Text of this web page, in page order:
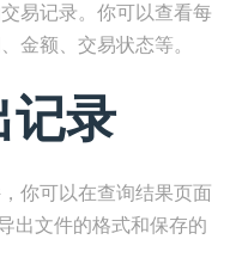
易记录。你可以查看每
金额、交易状态等。
记录
你可以在查询结果页面
出文件的格式和保存的